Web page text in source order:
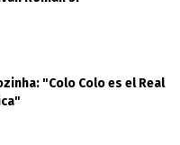
"Colo Colo es el Real